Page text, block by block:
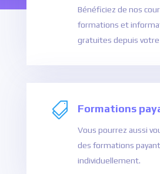
Bénéficiez de nos
formations et
gratuites depuis
 Formations
Vous pourrez aussi
des formations
individuellement.